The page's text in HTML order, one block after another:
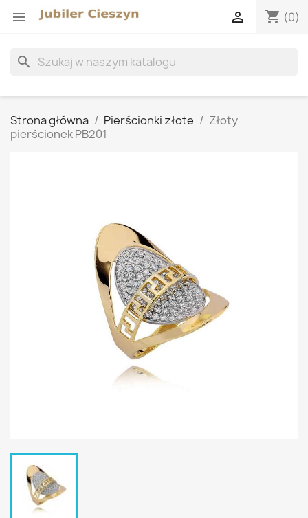
 shopping_cart (0)

search
Strona główna Pierścionki złote
Złoty
pierścionek PB201